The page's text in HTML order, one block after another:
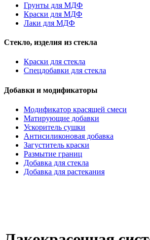
Грунты для МДФ
Краски для МДФ
Лаки для МДФ
Стекло, изделия из стекла
Краски для стекла
Спецдобавки для стекла
Добавки и модификаторы
Модификатор красящей смеси
Матирующие добавки
Ускоритель сушки
Антисиликоновая добавка
Загуститель краски
Размытие границ
Добавка для стекла
Добавка для растекания